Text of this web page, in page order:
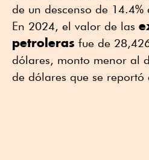
de un descenso de 14.4%
En 2024, el valor de las
petroleras fue de
dólares, monto menor al
de dólares que se reportó